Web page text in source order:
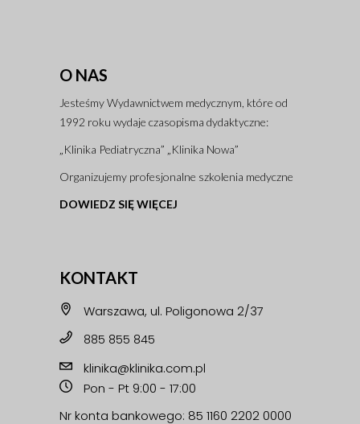
O NAS
Jesteśmy Wydawnictwem medycznym, które od
1992 roku wydaje czasopisma dydaktyczne:
„Klinika Pediatryczna” „Klinika Nowa”
Organizujemy profesjonalne szkolenia medyczne
DOWIEDZ SIĘ WIĘCEJ
KONTAKT
Warszawa, ul. Poligonowa 2/37
885 855 845
klinika@klinika.com.pl
Pon - Pt 9:00 - 17:00
Nr konta bankowego: 85 1160 2202 0000